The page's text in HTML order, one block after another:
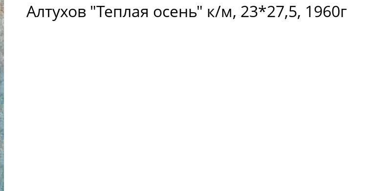
Алтухов "Теплая осень" к/м, 23*27,5, 1960г